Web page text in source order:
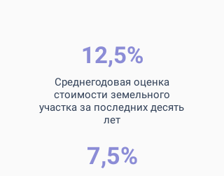
12,5%
Среднегодовая оценка
стоимости земельного
участка за последних десять
лет
7,5%